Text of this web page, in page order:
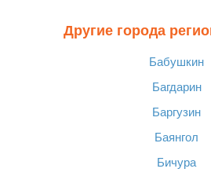
Другие города
Бабушкин
Багдарин
Баргузин
Баянгол
Бичура